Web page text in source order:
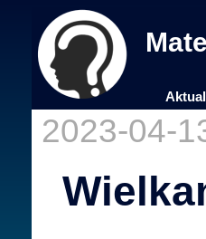
2023-04-